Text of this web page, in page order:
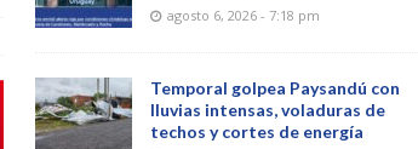
agosto 6, 2026 - 7:18 pm
Temporal golpea Paysandú con
lluvias intensas, voladuras de
techos y cortes de energía